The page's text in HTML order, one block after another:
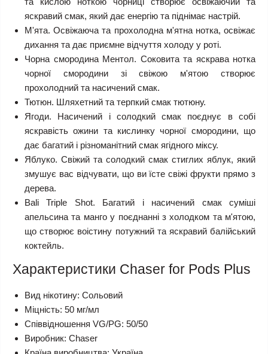
яскравий смак, який дає енергію та піднімає настрій.
М'ята.Освіжаюча та прохолодна м'ятна нотка, освіжає
дихання та дає приємне відчуття холоду у роті.
Чорна смородина Ментол. Соковита та яскрава нотка
чорної смородини зі свіжою м'ятою створює
прохолодний та насичений смак.
Тютюн. Шляхетний та терпкий смак тютюну.
Ягоди. Насичений і солодкий смак поєднує в собі
яскравість ожини та кислинку чорної смородини, що
дає багатий і різноманітний смак ягідного міксу.
Яблуко. Свіжий та солодкий смак стиглих яблук, який
змушує вас відчувати, що ви їсте свіжі фрукти прямо з
дерева.
Bali Triple Shot. Багатий і насичений смак суміші
апельсина та манго у поєднанні з холодком та м'ятою,
що створює воістину потужний та яскравий балійський
коктейль.
Характеристики Chaser for Pods Plus
Вид нікотину: Сольовий
Міцність: 50 мг/мл
Співвідношення VG/PG: 50/50
Виробник: Chaser